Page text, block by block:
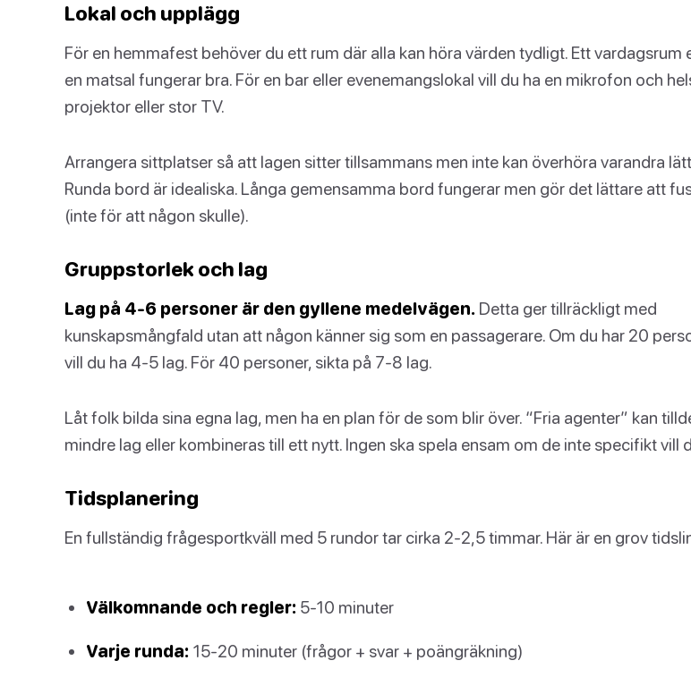
Lokal och upplägg
För en hemmafest behöver du ett rum där alla kan höra värden tydligt. Ett vardagsrum
en matsal fungerar bra. För en bar eller evenemangslokal vill du ha en mikrofon och
projektor eller stor TV.
Arrangera sittplatser så att lagen sitter tillsammans men inte kan överhöra varandra
Runda bord är idealiska. Långa gemensamma bord fungerar men gör det lättare att
(inte för att någon skulle).
Gruppstorlek och lag
Lag på 4-6 personer är den gyllene medelvägen. Detta ger tillräckligt med
kunskapsmångfald utan att någon känner sig som en passagerare. Om du har 20
vill du ha 4-5 lag. För 40 personer, sikta på 7-8 lag.
Låt folk bilda sina egna lag, men ha en plan för de som blir över. “Fria agenter” kan
mindre lag eller kombineras till ett nytt. Ingen ska spela ensam om de inte specifikt vill
Tidsplanering
En fullständig frågesportkväll med 5 rundor tar cirka 2-2,5 timmar. Här är en grov
Välkomnande och regler: 5-10 minuter
Varje runda: 15-20 minuter (frågor + svar + poängräkning)